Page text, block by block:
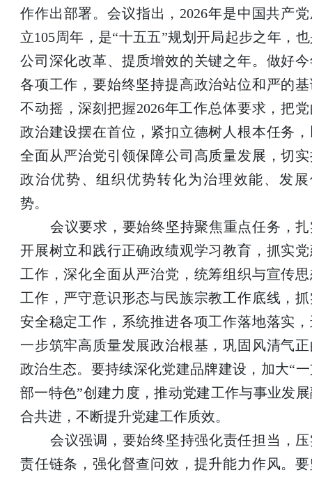
作作出部署。会议指出，2026年是中国共产
立105周年，是“十五五”规划开局起步之年，
公司深化改革、提质增效的关键之年。做好
各项工作，要始终坚持提高政治站位和严的
不动摇，深刻把握2026年工作总体要求，把
政治建设摆在首位，紧扣立德树人根本任务
全面从严治党引领保障公司高质量发展，切
政治优势、组织优势转化为治理效能、发展
势。
会议要求，要始终坚持聚焦重点任务，
开展树立和践行正确政绩观学习教育，抓实
工作，深化全面从严治党，统筹组织与宣传
工作，严守意识形态与民族宗教工作底线，
安全稳定工作，系统推进各项工作落地落实
一步筑牢高质量发展政治根基，巩固风清气
政治生态。要持续深化党建品牌建设，加大“
部一特色”创建力度，推动党建工作与事业发
合共进，不断提升党建工作质效。
会议强调，要始终坚持强化责任担当，
责任链条，强化督查问效，提升能力作风。